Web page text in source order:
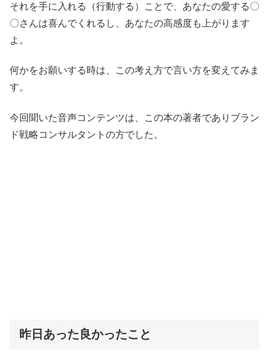
それを手に入れる（行動する）ことで、あなたの愛する〇
〇さんは喜んでくれるし、あなたの高感度も上がります
よ。
何かをお願いする時は、この考え方で言い方を変えてみま
す。
今回聞いた音声コンテンツは、この本の著者でありブラン
ド戦略コンサルタントの方でした。
昨日あった良かったこと